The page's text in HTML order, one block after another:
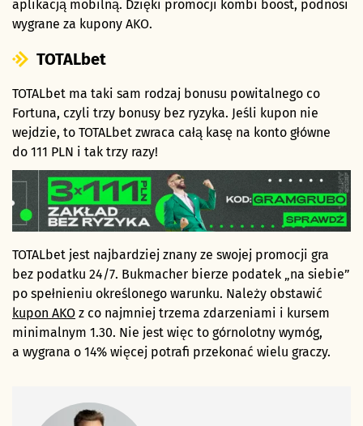
aplikacją mobilną. Dzięki promocji kombi boost, podnosi
wygrane za kupony AKO.
TOTALbet
TOTALbet ma taki sam rodzaj bonusu powitalnego co
Fortuna, czyli trzy bonusy bez ryzyka. Jeśli kupon nie
wejdzie, to TOTALbet zwraca całą kasę na konto główne
do 111 PLN i tak trzy razy!
TOTALbet jest najbardziej znany ze swojej promocji gra
bez podatku 24/7. Bukmacher bierze podatek „na siebie”
po spełnieniu określonego warunku. Należy obstawić
kupon AKO z co najmniej trzema zdarzeniami i kursem
minimalnym 1.30. Nie jest więc to górnolotny wymóg,
a wygrana o 14% więcej potrafi przekonać wielu graczy.